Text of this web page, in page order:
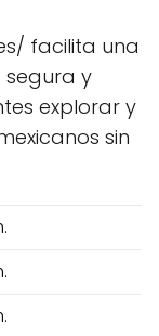
facilita una
segura y
explorar y
sin